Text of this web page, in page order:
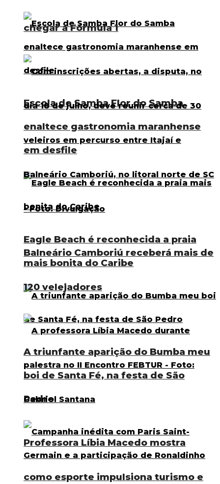
Escola de Samba Flor do Samba
enaltece gastronomia maranhense
em desfile
Eagle Beach é reconhecida a praia
mais bonita do Caribe
A triunfante aparição do Bumba meu
boi de Santa Fé, na festa de São
Pedro
chegar à Fórmula 1
Balneário Camboriú receberá mais de
120 velejadores
Professora Líbia Macedo mostra
como esporte impulsiona turismo e